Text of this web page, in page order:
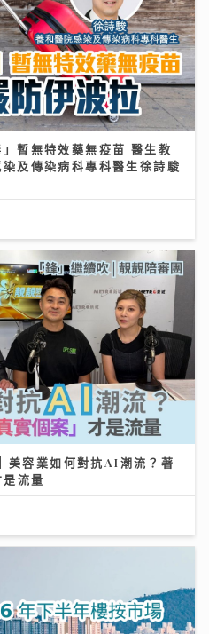
暫無特效藥無疫苗 醫生教
及傳染病科專科醫生徐詩駿
美容業如何對抗AI潮流？著
流量